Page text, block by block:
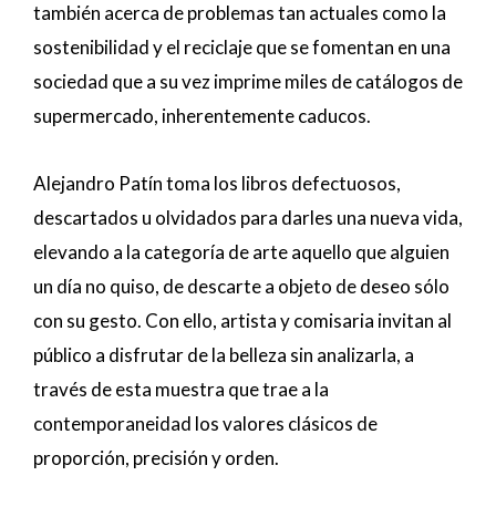
también acerca de problemas tan actuales como la
sostenibilidad y el reciclaje que se fomentan en una
sociedad que a su vez imprime miles de catálogos de
supermercado, inherentemente caducos.
Alejandro Patín toma los libros defectuosos,
descartados u olvidados para darles una nueva vida,
elevando a la categoría de arte aquello que alguien
un día no quiso, de descarte a objeto de deseo sólo
con su gesto. Con ello, artista y comisaria invitan al
público a disfrutar de la belleza sin analizarla, a
través de esta muestra que trae a la
contemporaneidad los valores clásicos de
proporción, precisión y orden.